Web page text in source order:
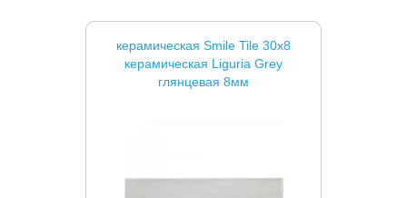
керамическая Smile Tile 30x8
керамическая Liguria Grey
глянцевая 8мм